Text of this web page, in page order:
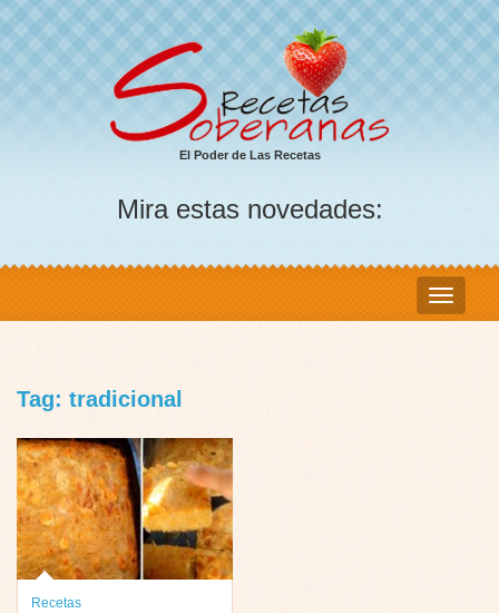
El Poder de Las Recetas
Mira estas novedades:
Tag: tradicional
Recetas